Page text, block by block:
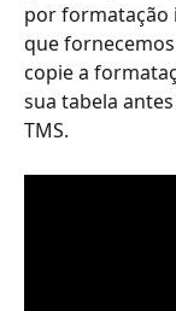
por formatação
que
copie a
sua tabela
TMS.